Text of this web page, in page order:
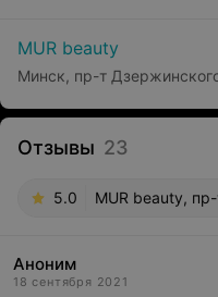
MUR beauty
Минск, пр-т
Отзывы 23
5.0 MUR beauty,
Аноним
18 сентября 2021